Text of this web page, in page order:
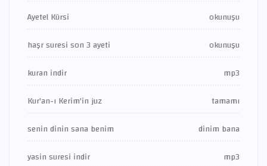
Ayetel Kürsi
okunuşu
haşr suresi son 3 ayeti
okunuşu
kuran indir
mp3
Kur'an-ı Kerim'in juz
tamamı
senin dinin sana benim
dinim bana
yasin suresi indir
mp3